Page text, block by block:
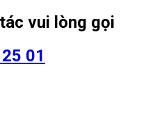
vui lòng gọi
01